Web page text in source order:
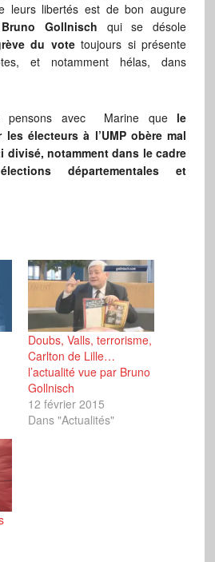
leurs libertés est de bon augure
Bruno Gollnisch qui se désole
du votetoujours si présente
et notamment hélas, dans
pensons avec Marine quele
électeurs à l’UMP obère mal
divisé, notamment dans le cadre
départementales et
Doubs, Valls, terrorisme,
Carlton de Lille…
l’actualité vue par Bruno
Gollnisch
12 février 2015
Dans "Actualités"